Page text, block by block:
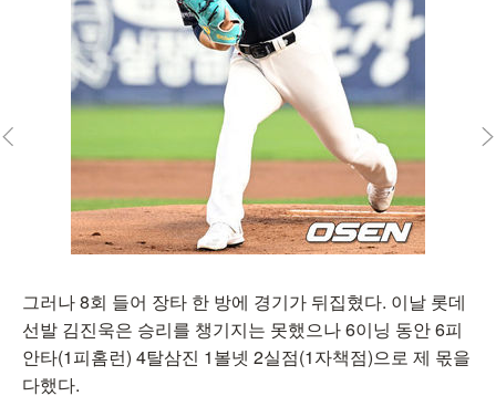
그러나 8회 들어 장타 한 방에 경기가 뒤집혔다. 이날 롯데
선발 김진욱은 승리를 챙기지는 못했으나 6이닝 동안 6피
안타(1피홈런) 4탈삼진 1볼넷 2실점(1자책점)으로 제 몫을
다했다.